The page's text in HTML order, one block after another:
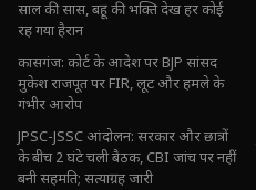
साल की सास, बहू की भक्ति देख हर कोई
रह गया हैरान
कासगंज: कोर्ट के आदेश पर BJP सांसद
मुकेश राजपूत पर FIR, लूट और हमले के
गंभीर आरोप
JPSC-JSSC आंदोलन: सरकार और छात्रों
के बीच 2 घंटे चली बैठक, CBI जांच पर नहीं
बनी सहमति; सत्याग्रह जारी